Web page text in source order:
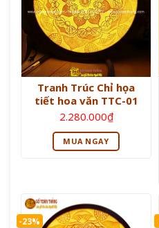
Tranh Trúc Chỉ họa
tiết hoa văn TTC-01
2.280.000₫
MUA NGAY
-23%